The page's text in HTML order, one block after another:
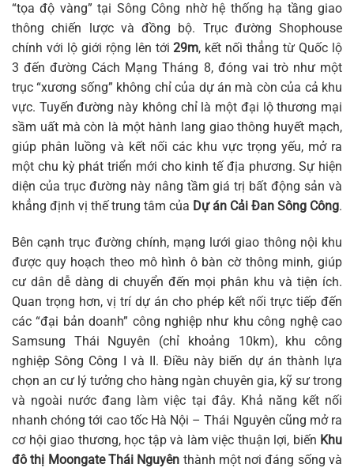
“tọa độ vàng” tại Sông Công nhờ hệ thống hạ tầng giao
thông chiến lược và đồng bộ. Trục đường Shophouse
chính với lộ giới rộng lên tới29m, kết nối thẳng từ Quốc lộ
3 đến đường Cách Mạng Tháng 8, đóng vai trò như một
trục “xương sống” không chỉ của dự án mà còn của cả khu
vực. Tuyến đường này không chỉ là một đại lộ thương mại
sầm uất mà còn là một hành lang giao thông huyết mạch,
giúp phân luồng và kết nối các khu vực trọng yếu, mở ra
một chu kỳ phát triển mới cho kinh tế địa phương. Sự hiện
diện của trục đường này nâng tầm giá trị bất động sản và
khẳng định vị thế trung tâm của Dự án Cải Đan Sông Công.
Bên cạnh trục đường chính, mạng lưới giao thông nội khu
được quy hoạch theo mô hình ô bàn cờ thông minh, giúp
cư dân dễ dàng di chuyển đến mọi phân khu và tiện ích.
Quan trọng hơn, vị trí dự án cho phép kết nối trực tiếp đến
các “đại bản doanh” công nghiệp như khu công nghệ cao
Samsung Thái Nguyên (chỉ khoảng 10km), khu công
nghiệp Sông Công I và II. Điều này biến dự án thành lựa
chọn an cư lý tưởng cho hàng ngàn chuyên gia, kỹ sư trong
và ngoài nước đang làm việc tại đây. Khả năng kết nối
nhanh chóng tới cao tốc Hà Nội – Thái Nguyên cũng mở ra
cơ hội giao thương, học tập và làm việc thuận lợi, biến Khu
đô thị Moongate Thái Nguyên thành một nơi đáng sống và